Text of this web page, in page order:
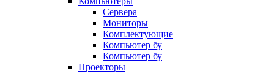
Сервера
Мониторы
Комплектующие
Компьютер бу
Компьютер бу
Проекторы